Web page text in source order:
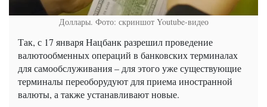
Доллары. Фото: скриншот Youtube-видео
Так, с 17 января Нацбанк разрешил проведение
валютообменных операций в банковских терминалах
для самообслуживания – для этого уже существующие
терминалы переоборудуют для приема иностранной
валюты, а также устанавливают новые.